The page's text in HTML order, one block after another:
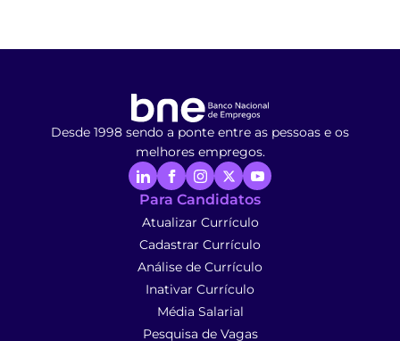
Desde 1998 sendo a ponte entre as pessoas e os
melhores empregos.
Para Candidatos
Atualizar Currículo
Cadastrar Currículo
Análise de Currículo
Inativar Currículo
Média Salarial
Pesquisa de Vagas